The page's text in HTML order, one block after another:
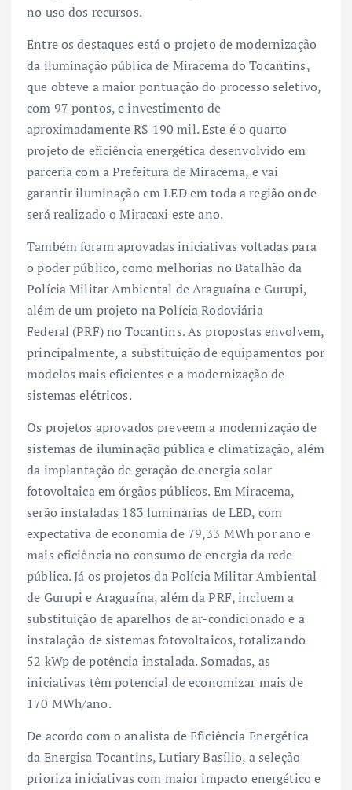
no uso dos recursos.
Entre os destaques está o projeto de modernização
da iluminação pública de Miracema do Tocantins,
que obteve a maior pontuação do processo seletivo,
com 97 pontos, e investimento de
aproximadamente R$ 190 mil. Este é o quarto
projeto de eficiência energética desenvolvido em
parceria com a Prefeitura de Miracema, e vai
garantir iluminação em LED em toda a região onde
será realizado o Miracaxi este ano.
Também foram aprovadas iniciativas voltadas para
o poder público, como melhorias no Batalhão da
Polícia Militar Ambiental de Araguaína e Gurupi,
além de um projeto na Polícia Rodoviária
Federal (PRF) no Tocantins. As propostas envolvem,
principalmente, a substituição de equipamentos por
modelos mais eficientes e a modernização de
sistemas elétricos.
Os projetos aprovados preveem a modernização de
sistemas de iluminação pública e climatização, além
da implantação de geração de energia solar
fotovoltaica em órgãos públicos. Em Miracema,
serão instaladas 183 luminárias de LED, com
expectativa de economia de 79,33 MWh por ano e
mais eficiência no consumo de energia da rede
pública. Já os projetos da Polícia Militar Ambiental
de Gurupi e Araguaína, além da PRF, incluem a
substituição de aparelhos de ar-condicionado e a
instalação de sistemas fotovoltaicos, totalizando
52 kWp de potência instalada. Somadas, as
iniciativas têm potencial de economizar mais de
170 MWh/ano.
De acordo com o analista de Eficiência Energética
da Energisa Tocantins, Lutiary Basílio, a seleção
prioriza iniciativas com maior impacto energético e